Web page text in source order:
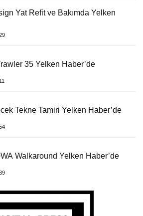
Yat Refit ve Bakımda Yelken
35 Yelken Haber’de
Tekne Tamiri Yelken Haber’de
Walkaround Yelken Haber’de